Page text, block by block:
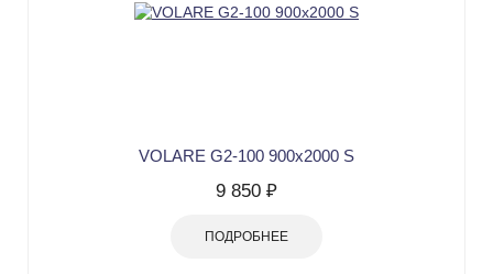
VOLARE G2-100 900х2000 S
9 850 ₽
ПОДРОБНЕЕ